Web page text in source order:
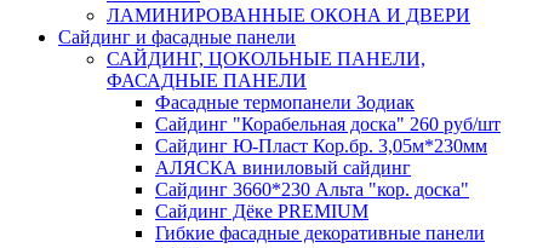
ЛАМИНИРОВАННЫЕ ОКОНА И ДВЕРИ
Сайдинг и фасадные панели
САЙДИНГ, ЦОКОЛЬНЫЕ ПАНЕЛИ,
ФАСАДНЫЕ ПАНЕЛИ
Фасадные термопанели Зодиак
Сайдинг "Корабельная доска" 260 руб/шт
Сайдинг Ю-Пласт Кор.бр. 3,05м*230мм
АЛЯСКА виниловый сайдинг
Сайдинг 3660*230 Альта "кор. доска"
Сайдинг Дёке PREMIUM
Гибкие фасадные декоративные панели